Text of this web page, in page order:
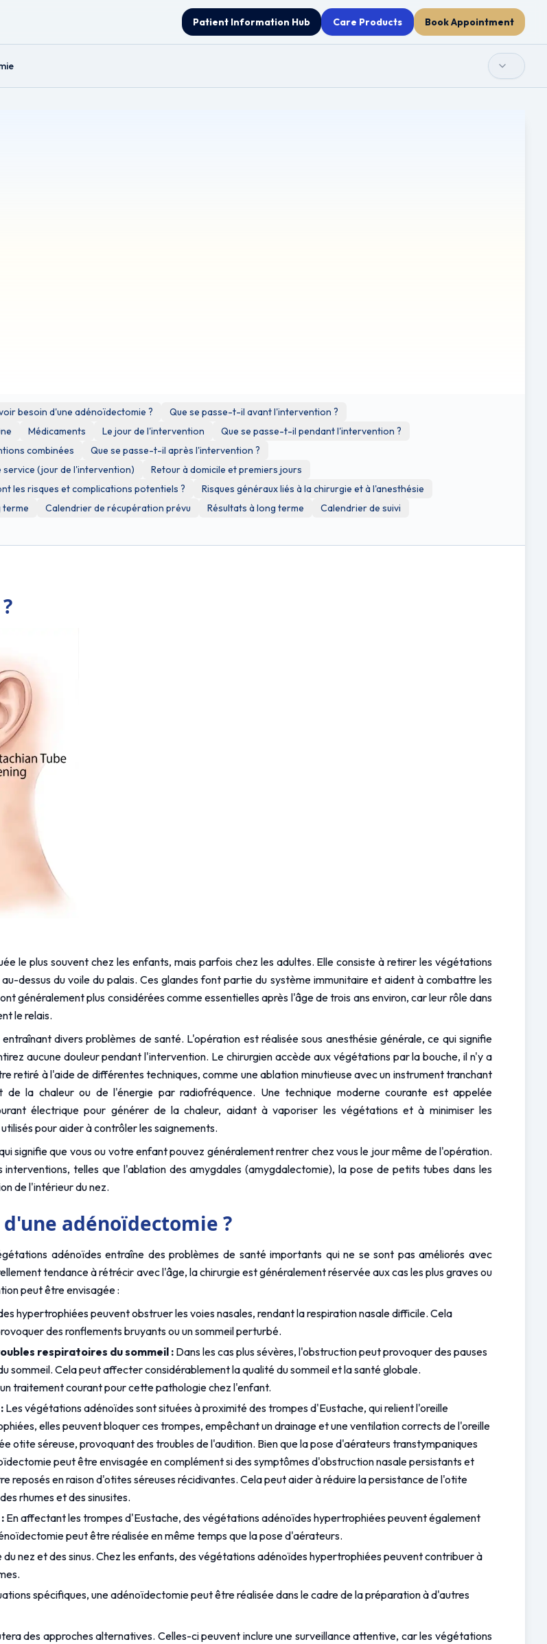
Patient Information Hub Care Products Book Appointment
besoin d'une adénoïdectomie ?
Que se passe-t-il avant l'intervention ?
Médicaments Le jour de l'intervention
Que se passe-t-il pendant l'intervention ?
combinées
Que se passe-t-il après l'intervention ?
service (jour de l'intervention)
Retour à domicile et premiers jours
les risques et complications potentiels ?
Risques généraux liés à la chirurgie et à l'anesthésie
terme Calendrier de récupération prévu Résultats à long terme
Calendrier de suivi
le plus souvent chez les enfants, mais parfois chez les adultes. Elle consiste à retirer les végétations
dessus du voile du palais. Ces glandes font partie du système immunitaire et aident à combattre les
généralement plus considérées comme essentielles après l'âge de trois ans environ, car leur rôle dans
le relais.
divers problèmes de santé. L'opération est réalisée sous anesthésie générale, ce qui signifie
aucune douleur pendant l'intervention. Le chirurgien accède aux végétations par la bouche, il n'y a
retiré à l'aide de différentes techniques, comme une ablation minutieuse avec un instrument tranchant
électrique pour générer de la chaleur, aidant à vaporiser les végétations et à minimiser les
pour aider à contrôler les saignements.
signifie que vous ou votre enfant pouvez généralement rentrer chez vous le jour même de l'opération.
telles que l'ablation des amygdales (amygdalectomie), la pose de petits tubes dans les
de l'intérieur du nez.
adénoïdectomie ?
adénoïdes entraîne des problèmes de santé importants qui ne se sont pas améliorés avec
tendance à rétrécir avec l'âge, la chirurgie est généralement réservée aux cas les plus graves ou
peut être envisagée :
hypertrophiées peuvent obstruer les voies nasales, rendant la respiration nasale difficile. Cela
des ronflements bruyants ou un sommeil perturbé.
respiratoires du sommeil : Dans les cas plus sévères, l'obstruction peut provoquer des pauses
sommeil. Cela peut affecter considérablement la qualité du sommeil et la santé globale.
traitement courant pour cette pathologie chez l'enfant.
Les végétations adénoïdes sont situées à proximité des trompes d'Eustache, qui relient l'oreille
elles peuvent bloquer ces trompes, empêchant un drainage et une ventilation corrects de l'oreille
otite séreuse, provoquant des troubles de l'audition. Bien que la pose d'aérateurs transtympaniques
peut être envisagée en complément si des symptômes d'obstruction nasale persistants et
reposés en raison d'otites séreuses récidivantes. Cela peut aider à réduire la persistance de l'otite
rhumes et des sinusites.
En affectant les trompes d'Eustache, des végétations adénoïdes hypertrophiées peuvent également
peut être réalisée en même temps que la pose d'aérateurs.
nez et des sinus. Chez les enfants, des végétations adénoïdes hypertrophiées peuvent contribuer à
spécifiques, une adénoïdectomie peut être réalisée dans le cadre de la préparation à d'autres
des approches alternatives. Celles-ci peuvent inclure une surveillance attentive, car les végétations